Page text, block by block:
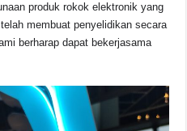
produk rokok elektronik yang
membuat penyelidikan secara
berharap dapat bekerjasama